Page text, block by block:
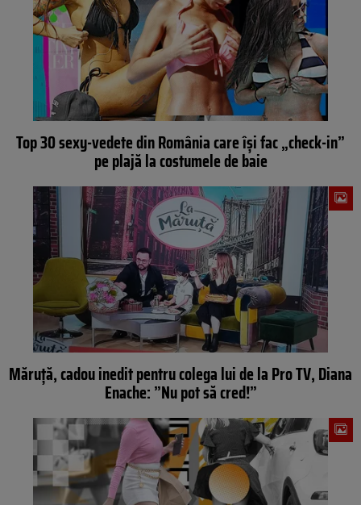
Top 30 sexy-vedete din România care își fac „check-in”
pe plajă la costumele de baie
Măruță, cadou inedit pentru colega lui de la Pro TV, Diana
Enache: ”Nu pot să cred!”